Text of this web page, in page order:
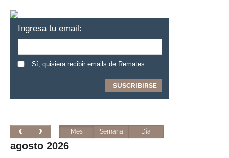
Ingresa tu email:
Sí, quisiera recibir emails de Remates.
Mes Semana Día
agosto 2026